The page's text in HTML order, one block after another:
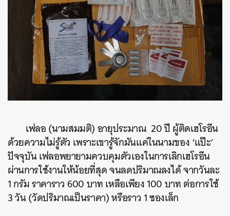
เฟลอ (นามสมมติ) อายุประมาณ 20 ปี ผู้ติดเฮโรอีน
ด้วยความไม่รู้ตัว เพราะเขารู้จักมันแค่ในนามของ ‘แป๊ะ’
ปัจจุบัน เฟลอพยายามควบคุมตัวเองในการเลิกเฮโรอีน
ผ่านการใช้งานให้น้อยที่สุด จนลดปริมาณลงได้ จากวันละ
1 กรัม ราคาราว 600 บาท เหลือเพียง 100 บาท ต่อการใช้
3 วัน (วัดปริมาณเป็นราคา) หรือราว 1 ซองเล็ก